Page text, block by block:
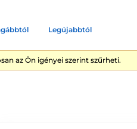
Legújabbtól
az Ön igényei szerint szűrheti.